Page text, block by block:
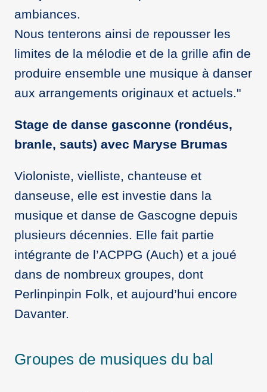
ambiances.
Nous tenterons ainsi de repousser les
limites de la mélodie et de la grille afin de
produire ensemble une musique à danser
aux arrangements originaux et actuels."
Stage de danse gasconne (rondéus,
branle, sauts) avec Maryse Brumas
Violoniste, vielliste, chanteuse et
danseuse, elle est investie dans la
musique et danse de Gascogne depuis
plusieurs décennies. Elle fait partie
intégrante de l’ACPPG (Auch) et a joué
dans de nombreux groupes, dont
Perlinpinpin Folk, et aujourd’hui encore
Davanter.
Groupes de musiques du bal